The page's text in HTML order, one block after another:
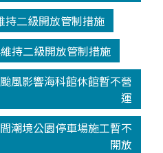
持二級開放管制措施
持二級開放管制措施
風影響海科館休館暫不營
運
潮境公園停車場施工暫不
開放